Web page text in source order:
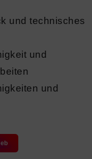
und technisches
und
und